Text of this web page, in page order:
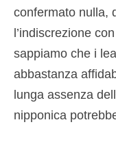
confermato nulla,
l’indiscrezione
sappiamo che i
abbastanza
lunga assenza
nipponica